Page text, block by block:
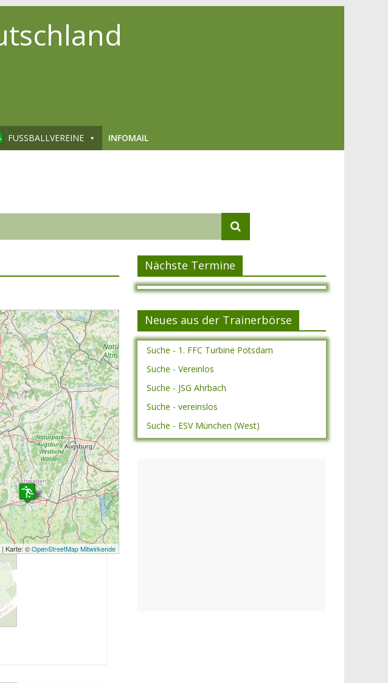
FUSSBALLVEREINE INFOMAIL
| Karte: ©OpenStreetMap Mitwirkende
Nächste Termine
Neues aus der Trainerbörse
Suche - 1. FFC Turbine Potsdam
Suche - Vereinlos
Suche - JSG Ahrbach
Suche - vereinslos
Suche - ESV München (West)